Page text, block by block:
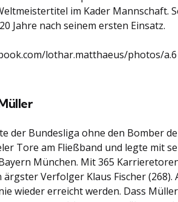
im Kader Mannschaft.
Jahre nach seinem ersten Einsatz.
lothar.matthaeus/photos/
der Bundesliga ohne den Bomber
Tore am Fließband und legte mit
München. Mit 365
Verfolger Klaus Fischer
wieder erreicht werden. Dass